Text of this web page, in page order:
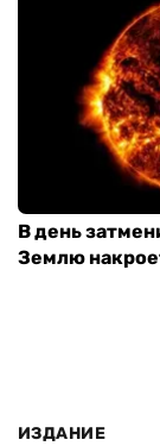
В день
Землю
ИЗДАНИЕ